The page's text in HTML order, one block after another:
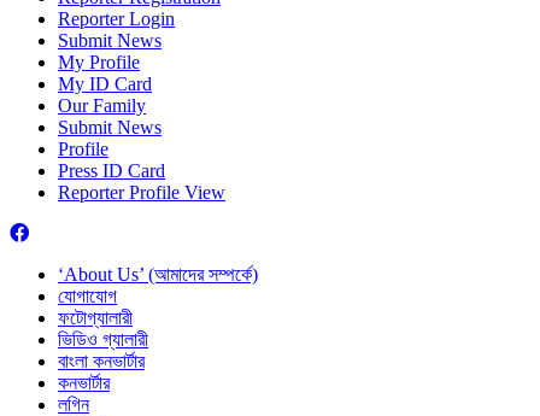
Reporter Login
Submit News
My Profile
My ID Card
Our Family
Submit News
Profile
Press ID Card
Reporter Profile View
‘About Us’ (আমাদের সম্পর্কে)
যোগাযোগ
ফটোগ্যালারী
ভিডিও গ্যালারী
বাংলা কনভার্টার
কনভার্টার
লগিন